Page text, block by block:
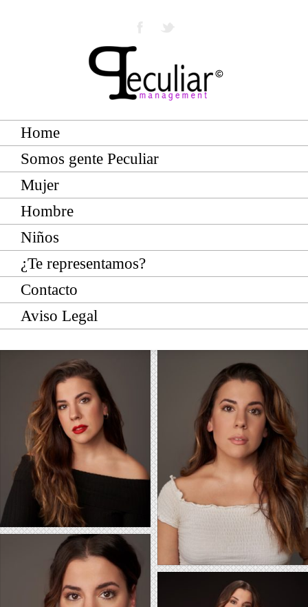
Home
Somos gente Peculiar
Mujer
Hombre
Niños
¿Te representamos?
Contacto
Aviso Legal